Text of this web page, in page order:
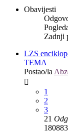
Obavijesti
Zadnji
LZS
TEMA
Postao/la
1
2
3
21